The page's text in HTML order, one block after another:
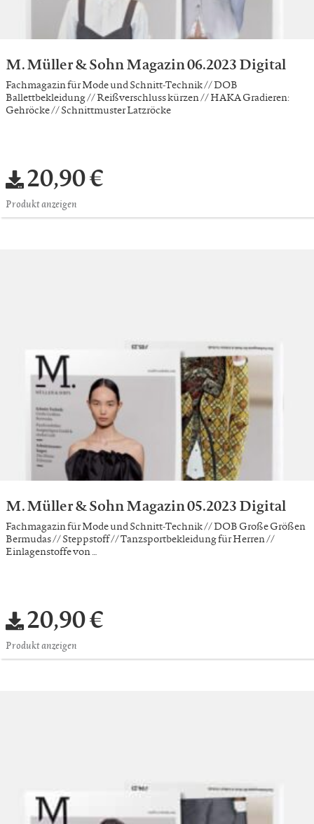
M. Müller & Sohn Magazin 06.2023 Digital
Fachmagazin für Mode und Schnitt-Technik // DOB
Ballettbekleidung // Reißverschluss kürzen // HAKA Gradieren:
Gehröcke // Schnittmuster Latzröcke
20,90 €
Produkt anzeigen
M. Müller & Sohn Magazin 05.2023 Digital
Fachmagazin für Mode und Schnitt-Technik // DOB Große Größen
Bermudas // Steppstoff // Tanzsportbekleidung für Herren //
Einlagenstoffe von …
20,90 €
Produkt anzeigen